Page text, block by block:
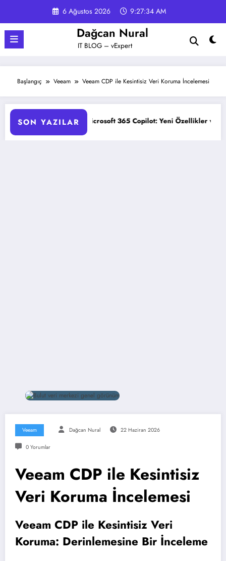
6 Ağustos 2026 9:27:34 AM
Dağcan Nural
IT BLOG – vExpert
Başlangıç Veeam Veeam CDP ile Kesintisiz Veri Koruma İncelemesi
SON YAZILAR
Microsoft 365 Copilot: Yeni Özellikler ve Avantajlar
Veeam Dağcan Nural 22 Haziran 2026
0 Yorumlar
Veeam CDP ile Kesintisiz
Veri Koruma İncelemesi
Veeam CDP ile Kesintisiz Veri
Koruma: Derinlemesine Bir İnceleme